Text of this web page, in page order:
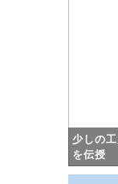
少しの
を伝授